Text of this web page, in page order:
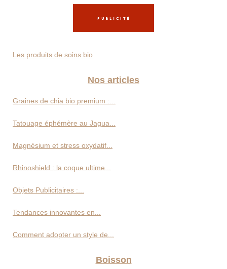
Les produits de soins bio
Nos articles
Graines de chia bio premium :...
Tatouage éphémère au Jagua...
Magnésium et stress oxydatif...
Rhinoshield : la coque ultime...
Objets Publicitaires :...
Tendances innovantes en...
Comment adopter un style de...
Boisson